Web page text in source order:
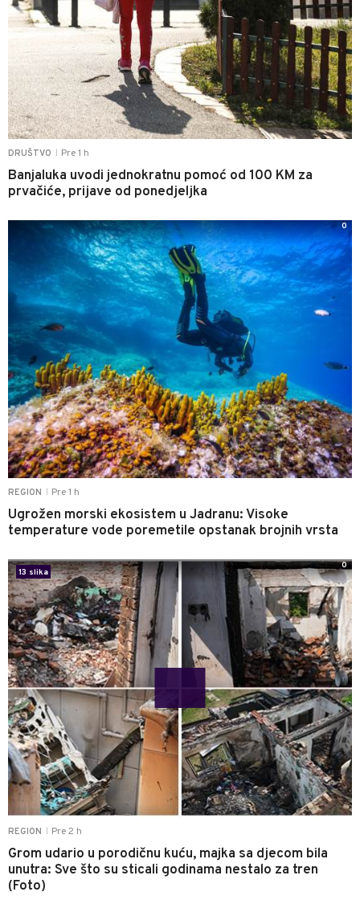
DRUŠTVO Pre 1 h
Banjaluka uvodi jednokratnu pomoć od 100 KM za
prvačiće, prijave od ponedjeljka
REGION Pre 1 h
Ugrožen morski ekosistem u Jadranu: Visoke
temperature vode poremetile opstanak brojnih vrsta
0
REGION Pre 2 h
Grom udario u porodičnu kuću, majka sa djecom bila
unutra: Sve što su sticali godinama nestalo za tren
(Foto)
13 slika
0